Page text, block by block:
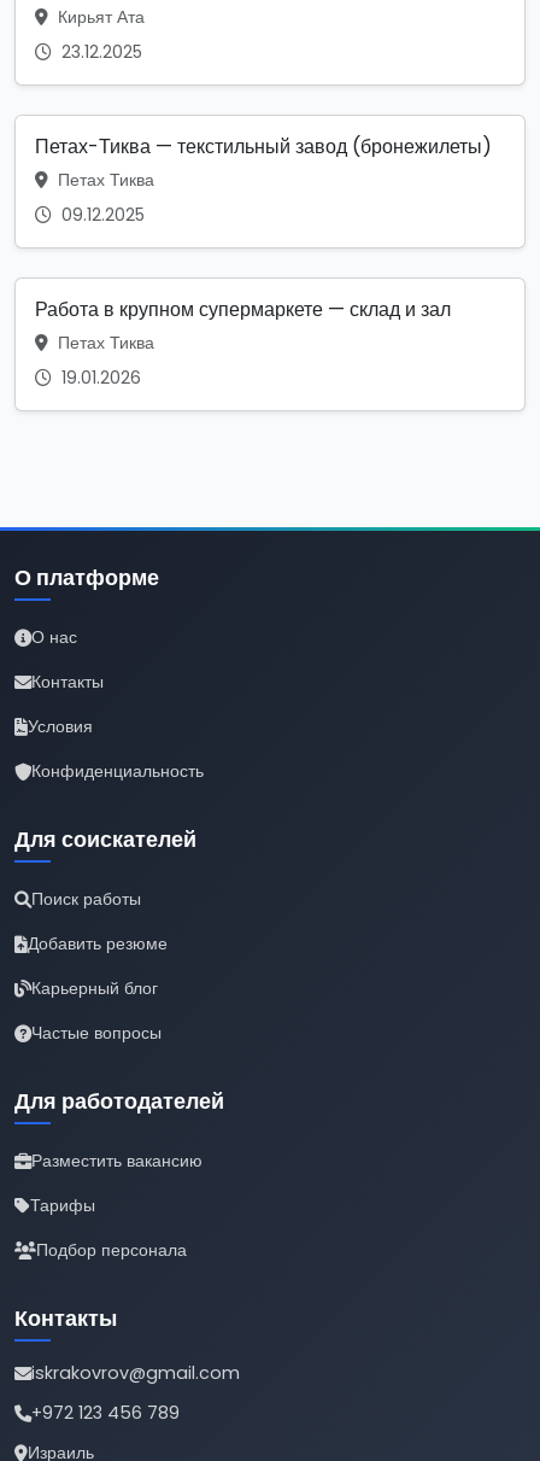
Кирьят Ата
23.12.2025
Петах-Тиква — текстильный завод (бронежилеты)
Петах Тиква
09.12.2025
Работа в крупном супермаркете — склад и зал
Петах Тиква
19.01.2026
О платформе
О нас
Контакты
Условия
Конфиденциальность
Для соискателей
Поиск работы
Добавить резюме
Карьерный блог
Частые вопросы
Для работодателей
Разместить вакансию
Тарифы
Подбор персонала
Контакты
iskrakovrov@gmail.com
+972 123 456 789
Израиль